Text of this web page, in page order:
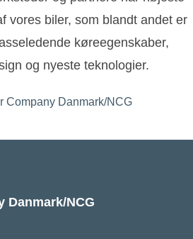
vores biler, som blandt andet er
køreegenskaber,
og nyeste teknologier.
Danmark/NCG